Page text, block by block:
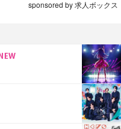
sponsored by 求人ボックス